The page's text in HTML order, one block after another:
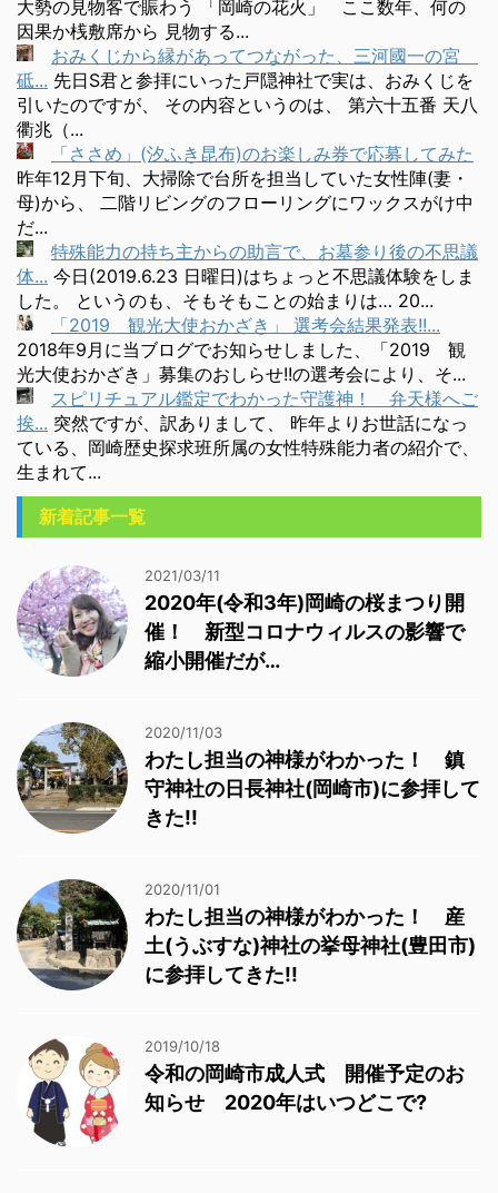
大勢の見物客で賑わう 「岡崎の花火」 ここ数年、何の
因果か桟敷席から 見物する...
おみくじから縁があってつながった、三河國一の宮
砥... 先日S君と参拝にいった戸隠神社で実は、おみくじを
引いたのですが、 その内容というのは、 第六十五番 天八
衢兆（...
「ささめ」(汐ふき昆布)のお楽しみ券で応募してみた
昨年12月下旬、大掃除で台所を担当していた女性陣(妻・
母)から、 二階リビングのフローリングにワックスがけ中
だ...
特殊能力の持ち主からの助言で、お墓参り後の不思議
体... 今日(2019.6.23 日曜日)はちょっと不思議体験をしま
した。 というのも、そもそもことの始まりは… 20...
「2019 観光大使おかざき」 選考会結果発表!!...
2018年9月に当ブログでお知らせしました、「2019 観
光大使おかざき」募集のおしらせ!!の選考会により、そ...
スピリチュアル鑑定でわかった守護神！ 弁天様へご
挨... 突然ですが、訳ありまして、 昨年よりお世話になっ
ている、岡崎歴史探求班所属の女性特殊能力者の紹介で、
生まれて...
新着記事一覧
2021/03/11
2020年(令和3年)岡崎の桜まつり開
催！ 新型コロナウィルスの影響で
縮小開催だが…
2020/11/03
わたし担当の神様がわかった！ 鎮
守神社の日長神社(岡崎市)に参拝して
きた!!
2020/11/01
わたし担当の神様がわかった！ 産
土(うぶすな)神社の挙母神社(豊田市)
に参拝してきた!!
2019/10/18
令和の岡崎市成人式 開催予定のお
知らせ 2020年はいつどこで?